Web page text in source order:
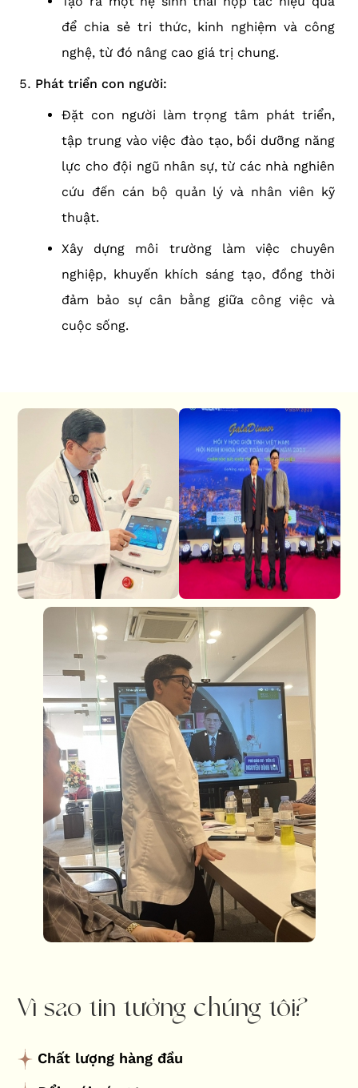
để chia sẻ tri thức, kinh nghiệm và công
nghệ, từ đó nâng cao giá trị chung.
Phát triển con người:
Đặt con người làm trọng tâm phát triển,
tập trung vào việc đào tạo, bồi dưỡng năng
lực cho đội ngũ nhân sự, từ các nhà nghiên
cứu đến cán bộ quản lý và nhân viên kỹ
thuật.
Xây dựng môi trường làm việc chuyên
nghiệp, khuyến khích sáng tạo, đồng thời
đảm bảo sự cân bằng giữa công việc và
cuộc sống.
Vì sao tin tưởng chúng tôi?
Chất lượng hàng đầu